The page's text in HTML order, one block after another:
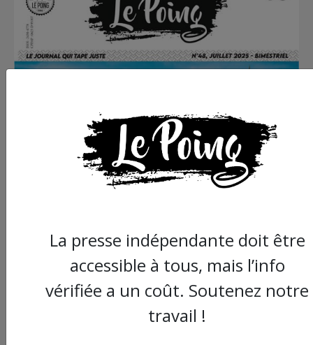
La presse indépendante doit être
accessible à tous, mais l’info
vérifiée a un coût. Soutenez notre
travail !